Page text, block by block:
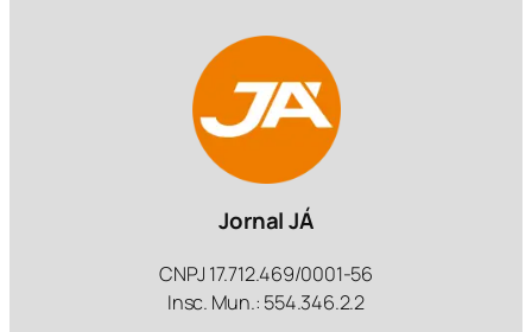
Jornal JÁ
CNPJ 17.712.469/0001-56
Insc. Mun.: 554.346.2.2